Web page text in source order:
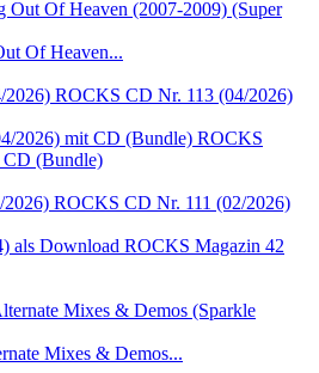
Of Heaven...
ROCKS CD Nr. 113 (04/2026)
ROCKS
CD (Bundle)
ROCKS CD Nr. 111 (02/2026)
ROCKS Magazin 42
Mixes & Demos...